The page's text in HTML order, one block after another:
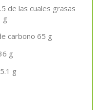
de las cuales grasas
g
carbono 65 g
g
g